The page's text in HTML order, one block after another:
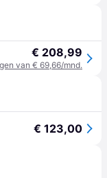
€ 208,99
van € 69,66/mnd.
€ 123,00